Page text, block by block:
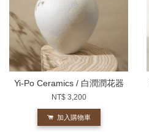
Yi-Po Ceramics / 白潤潤花器
NT$ 3,200
加入購物車